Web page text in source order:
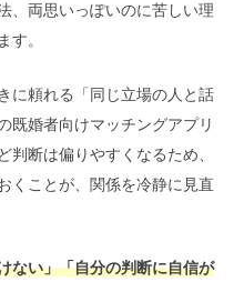
、両思いっぽいのに苦しい理
す。
に頼れる「同じ立場の人と話
既婚者向けマッチングアプリ
判断は偏りやすくなるため、
くことが、関係を冷静に見直
ない」「自分の判断に自信が